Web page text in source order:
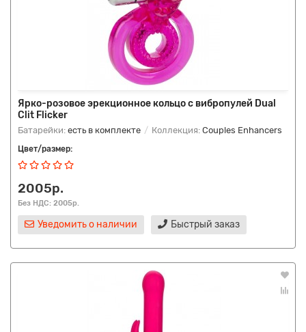
Ярко-розовое эрекционное кольцо с вибропулей Dual
Clit Flicker
Батарейки: есть в комплекте Коллекция: Couples Enhancers
Цвет/размер:
2005р.
Без НДС: 2005р.
Уведомить о наличии Быстрый заказ